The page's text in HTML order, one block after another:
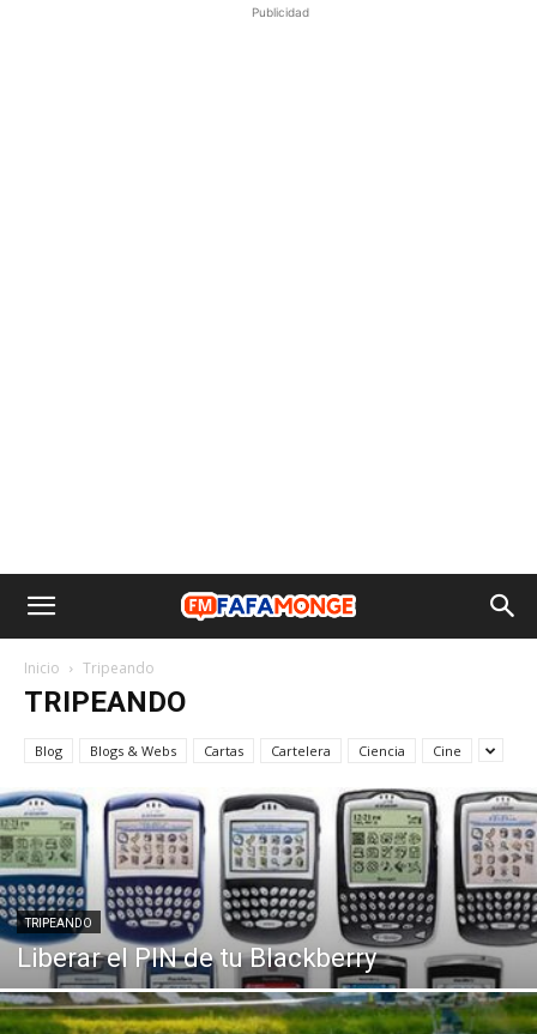
Publicidad
Inicio Tripeando
TRIPEANDO
Blog Blogs & Webs Cartas Cartelera Ciencia Cine
TRIPEANDO
Liberar el PIN de tu Blackberry